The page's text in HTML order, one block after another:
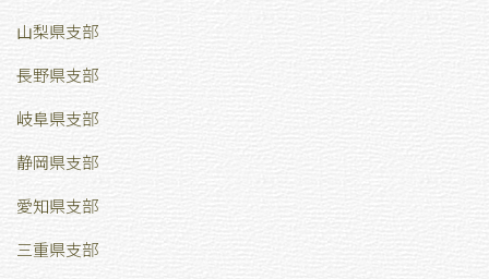
山梨県支部
長野県支部
岐阜県支部
静岡県支部
愛知県支部
三重県支部